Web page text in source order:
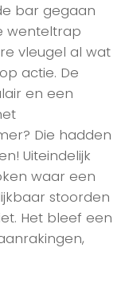
bar gegaan
wenteltrap
vleugel al wat
actie. De
en een
Die hadden
Uiteindelijk
waar een
stoorden
Het bleef een